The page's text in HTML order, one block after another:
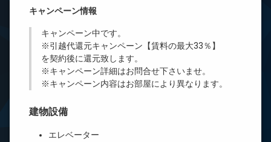
キャンペーン情報
キャンペーン中です。
※引越代還元キャンペーン【賃料の最大33％】
を契約後に還元致します。
※キャンペーン詳細はお問合せ下さいませ。
※キャンペーン内容はお部屋により異なります。
建物設備
エレベーター